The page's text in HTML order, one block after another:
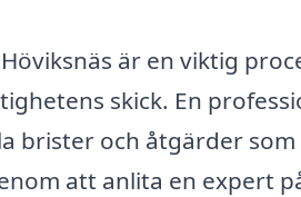
är en viktig
skick. En
brister och åtgärder
att anlita en expert